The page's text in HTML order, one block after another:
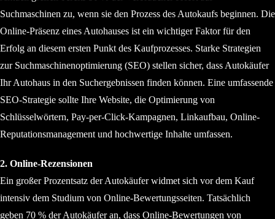
Suchmaschinen zu, wenn sie den Prozess des Autokaufs beginnen. Die
Online-Präsenz eines Autohauses ist ein wichtiger Faktor für den
Erfolg an diesem ersten Punkt des Kaufprozesses. Starke Strategien
zur Suchmaschinenoptimierung (SEO) stellen sicher, dass Autokäufer
Ihr Autohaus in den Suchergebnissen finden können. Eine umfassende
SEO-Strategie sollte Ihre Website, die Optimierung von
Schlüsselwörtern, Pay-per-Click-Kampagnen, Linkaufbau, Online-
Reputationsmanagement und hochwertige Inhalte umfassen.
2. Online-Rezensionen
Ein großer Prozentsatz der Autokäufer widmet sich vor dem Kauf
intensiv dem Studium von Online-Bewertungsseiten. Tatsächlich
geben 70 % der Autokäufer an, dass Online-Bewertungen von